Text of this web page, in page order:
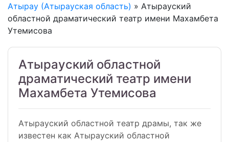
Атырау (Атырауская область) » Атырауский
областной драматический театр имени Махамбета
Утемисова
Атырауский областной
драматический театр имени
Махамбета Утемисова
Атырауский областной театр драмы, так же
известен как Атырауский областной